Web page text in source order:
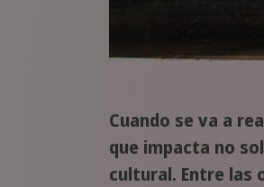
Cuando se va a
que impacta no
cultural. Entre las